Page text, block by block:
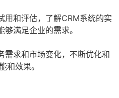
用和评估，了解CRM系统的实
满足企业的需求。
需求和市场变化，不断优化和
和效果。